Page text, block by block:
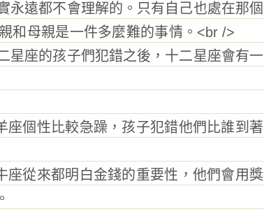
永遠都不會理解的。只有自己也處在那個
親和母親是一件多麼難的事情。<br />
星座的孩子們犯錯之後，十二星座會有一
性比較急躁，孩子犯錯他們比誰到著
來都明白金錢的重要性，他們會用獎